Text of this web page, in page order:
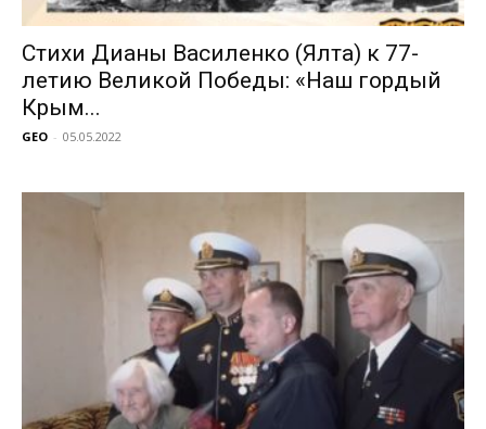
Стихи Дианы Василенко (Ялта) к 77-
летию Великой Победы: «Наш гордый
Крым...
GEO - 05.05.2022